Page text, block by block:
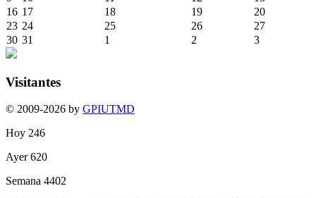
16 17 18 19
20
23 24 25 26
27
30 31 1 2 3
Visitantes
© 2009-2026 by GPIUTMD
Hoy 246
Ayer620
Semana 4402